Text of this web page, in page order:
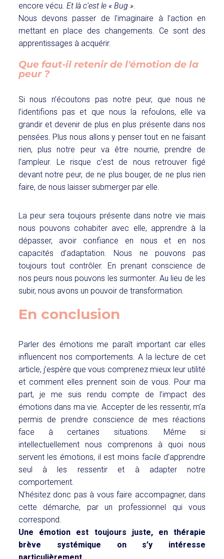
encore vécu. Et là c’est le « Bug ».
Nous devons passer de l’imaginaire à l’action en
mettant en place des changements. Ce sont des
apprentissages à acquérir.
Que faut-il retenir de l'émotion de la
peur ?
Si nous n’écoutons pas notre peur, que nous ne
l’identifions pas et que nous la refoulons, elle va
grandir et devenir de plus en plus présente dans nos
pensées. Plus nous allons y penser tout en ne faisant
rien, plus notre peur va être nourrie, prendre de
l’ampleur. Le risque c’est de nous retrouver figé
devant notre peur, de ne plus bouger, de ne plus rien
faire, de nous laisser submerger par elle.
La peur sera toujours présente dans notre vie mais
nous pouvons cohabiter avec elle, apprendre à la
dépasser, avoir confiance en nous et en nos
capacités d’adaptation. Nous ne pouvons pas
toujours tout contrôler. En prenant conscience de
nos peurs nous pouvons les surmonter. Au lieu de les
subir, nous avons un pouvoir de transformation.
En conclusion
Parler des émotions me paraît important car elles
influencent nos comportements. A la lecture de cet
article, j’espère que vous comprenez mieux leur utilité
et comment elles prennent soin de vous. Pour ma
part, je me suis rendu compte de l’impact des
émotions dans ma vie. Accepter de les ressentir, m’a
permis de prendre conscience de mes réactions
face à certaines situations. Même si
intellectuellement nous comprenons à quoi nous
servent les émotions, il est moins facile d’apprendre
seul à les ressentir et à adapter notre
comportement.
N’hésitez donc pas à vous faire accompagner, dans
cette démarche, par un professionnel qui vous
correspond.
Une émotion est toujours juste, en thérapie
brève systémique on s’y intéresse